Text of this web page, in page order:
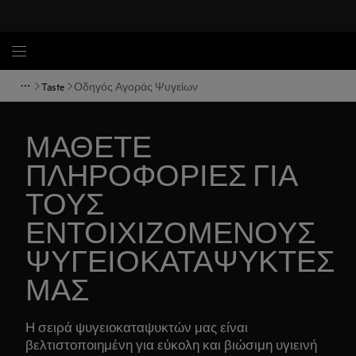
Taste Οδηγός Αγοράς Ψυγείων
ΜΑΘΕΤΕ
ΠΛΗΡΟΦΟΡΙΕΣ ΓΙΑ
ΤΟΥΣ
ΕΝΤΟΙΧΙΖΟΜΕΝΟΥΣ
ΨΥΓΕΙΟΚΑΤΑΨΥΚΤΕΣ
ΜΑΣ
Η σειρά ψυγειοκαταψυκτών μας είναι
βελτιστοποιημένη για εύκολη και βιώσιμη υγιεινή